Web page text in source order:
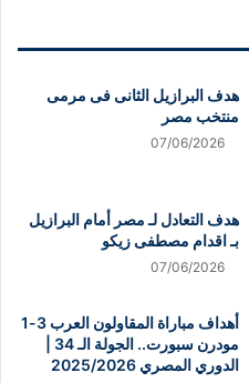
هدف البرازيل الثانى فى مرمى
منتخب مصر
07/06/2026
هدف التعادل لـ مصر أمام البرازيل
بـ اقدام مصطفى زيكو
07/06/2026
أهداف مباراة المقاولون العرب 3-1
الدوري المصري 2025/2026